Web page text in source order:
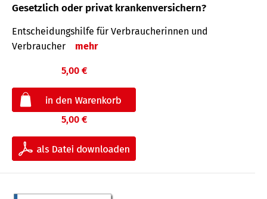
Gesetzlich oder privat krankenversichern?
Entscheidungshilfe für Verbraucherinnen und
Verbraucher
mehr
5,00 €
5,00 €